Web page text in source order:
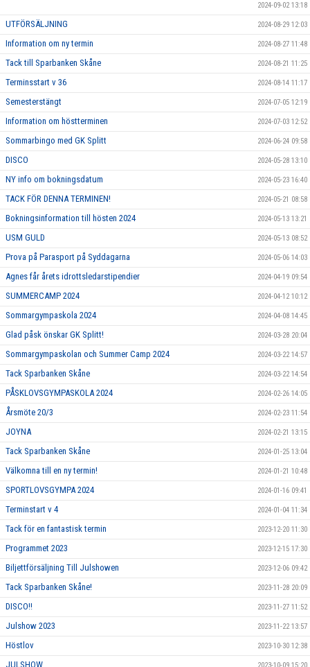
2024-09-02 13:18
UTFÖRSÄLJNING 2024-08-29 12:03
Information om ny termin 2024-08-27 11:48
Tack till Sparbanken Skåne 2024-08-21 11:25
Terminsstart v 36 2024-08-14 11:17
Semesterstängt 2024-07-05 12:19
Information om höstterminen 2024-07-03 12:52
Sommarbingo med GK Splitt 2024-06-24 09:58
DISCO 2024-05-28 13:10
NY info om bokningsdatum 2024-05-23 16:40
TACK FÖR DENNA TERMINEN! 2024-05-21 08:58
Bokningsinformation till hösten 2024 2024-05-13 13:21
USM GULD 2024-05-13 08:52
Prova på Parasport på Syddagarna 2024-05-06 14:03
Agnes får årets idrottsledarstipendier 2024-04-19 09:54
SUMMERCAMP 2024 2024-04-12 10:12
Sommargympaskola 2024 2024-04-08 14:45
Glad påsk önskar GK Splitt! 2024-03-28 20:04
Sommargympaskolan och Summer Camp 2024 2024-03-22 14:57
Tack Sparbanken Skåne 2024-03-22 14:54
PÅSKLOVSGYMPASKOLA 2024 2024-02-26 14:05
Årsmöte 20/3 2024-02-23 11:54
JOYNA 2024-02-21 13:15
Tack Sparbanken Skåne 2024-01-25 13:04
Välkomna till en ny termin! 2024-01-21 10:48
SPORTLOVSGYMPA 2024 2024-01-16 09:41
Terminstart v 4 2024-01-04 11:34
Tack för en fantastisk termin 2023-12-20 11:30
Programmet 2023 2023-12-15 17:30
Biljettförsäljning Till Julshowen 2023-12-06 09:42
Tack Sparbanken Skåne! 2023-11-28 20:09
DISCO!! 2023-11-27 11:52
Julshow 2023 2023-11-22 13:57
Höstlov 2023-10-30 12:38
JULSHOW